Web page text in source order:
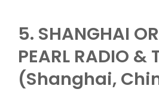
5. SHANGHAI
PEARL RADIO &
(Shanghai,